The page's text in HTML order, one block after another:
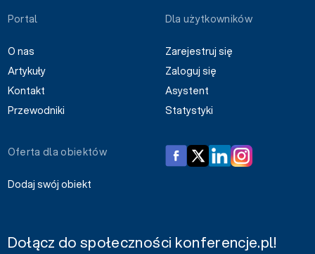
Portal
O nas
Artykuły
Kontakt
Przewodniki
Dla użytkowników
Zarejestruj się
Zaloguj się
Asystent
Statystyki
Oferta dla obiektów
Dodaj swój obiekt
Dołącz do społeczności konferencje.pl!